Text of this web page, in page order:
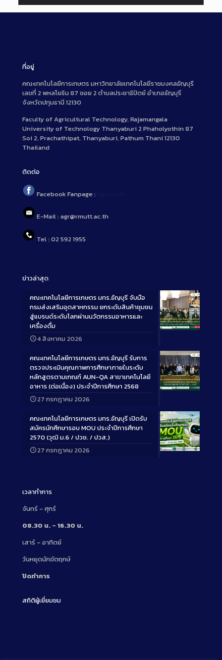
ที่อยู่
คณะเทคโนโลยีการเกษตร มหาวิทยาลัยเทคโนโลยีราชมงคลธัญบุรี
เลขที่ 2 พหลโยธิน 87 ซอย 2 ตำบลประชาธิปัตย์ อำเภอธัญบุรี
จังหวัดปทุมธานี 12130
Faculty of Agricultural Technology, Rajamangala
University of Technology Thanyaburi 2 Phaholyothin 87
Soi 2, Prachathipat, Thanyaburi, Pathum Thani 12130
Thailand
ติดต่อ
Facebook Fanpage :
E-Mail : agr@rmutt.ac.th
Tel : 02 592 1955
ข่าวล่าสุด
Long
คณะเทคโนโลยีการเกษตร มทร.ธัญบุรี จับมือ
กรมส่งเสริมอุตสาหกรรม ยกระดับสินค้าชุมชน
สู่แบรนด์ระดับโลกผ่านนวัตกรรมอาหารและ
เครื่องดื่ม
4 สิงหาคม 2026
Long
คณะเทคโนโลยีการเกษตร มทร.ธัญบุรี รับการ
ตรวจประเมินคุณภาพการศึกษาภายในระดับ
หลักสูตรตามเกณฑ์ AUN-QA สาขาเทคโนโลยี
อาหาร (ต่อเนื่อง) ประจำปีการศึกษา 2568
27 กรกฎาคม 2026
Long
คณะเทคโนโลยีการเกษตร มทร.ธัญบุรี เปิดรับ
สมัครนักศึกษารอบ MOU ประจำปีการศึกษา
2570 (วุฒิ ม.6 / ปวช. / ปวส.)
27 กรกฎาคม 2026
เวลาทำการ
จันทร์ – ศุกร์
08.30 น. – 16.30 น.
เสาร์ – อาทิตย์
วันหยุดนักขัตฤกษ์
ปิดทำการ
สถิติผู้เยี่ยมชม